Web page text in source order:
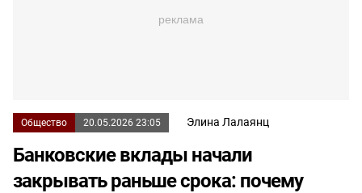
Общество 20.05.2026 23:05 Элина Лалаянц
Банковские вклады начали
закрывать раньше срока: почему